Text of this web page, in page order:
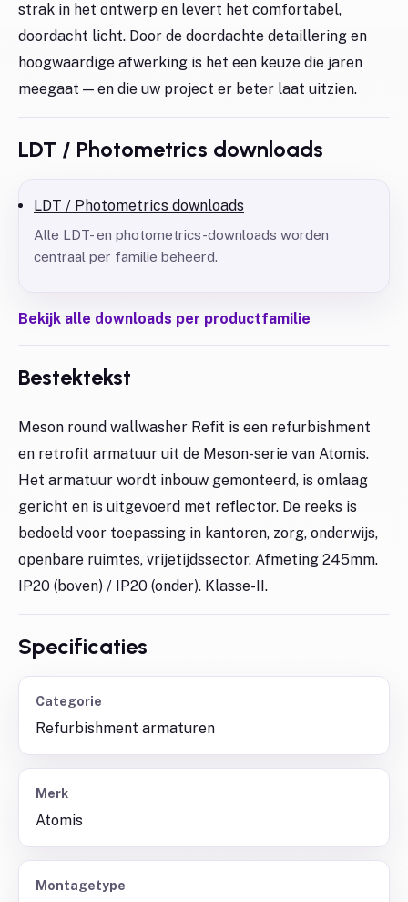
strak in het ontwerp en levert het comfortabel,
doordacht licht. Door de doordachte detaillering en
hoogwaardige afwerking is het een keuze die jaren
meegaat — en die uw project er beter laat uitzien.
LDT / Photometrics downloads
LDT / Photometrics downloads
Alle LDT- en photometrics-downloads worden
centraal per familie beheerd.
Bekijk alle downloads per productfamilie
Bestektekst
Meson round wallwasher Refit is een refurbishment
en retrofit armatuur uit de Meson-serie van Atomis.
Het armatuur wordt inbouw gemonteerd, is omlaag
gericht en is uitgevoerd met reflector. De reeks is
bedoeld voor toepassing in kantoren, zorg, onderwijs,
openbare ruimtes, vrijetijdssector. Afmeting 245mm.
IP20 (boven) / IP20 (onder). Klasse-II.
Specificaties
Categorie
Refurbishment armaturen
Merk
Atomis
Montagetype